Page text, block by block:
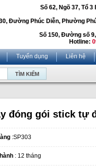
Số 62, Ngõ 37, Tổ 3
Đường Phúc Diễn, Phường
Số 150, Đường số 9,
Hotline:
Tuyển dụng Liên hệ
đóng gói stick tự
:SP303
: 12 tháng